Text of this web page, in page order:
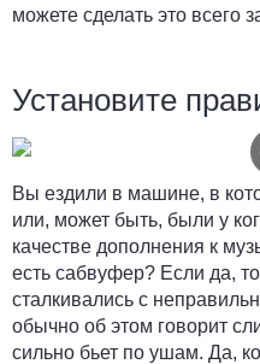
можете сделать это всего
Установите
Вы ездили в машине, в
или, может быть, были у
качестве дополнения к
есть сабвуфер? Если да,
сталкивались с
обычно об этом говорит
сильно бьет по ушам. Да,